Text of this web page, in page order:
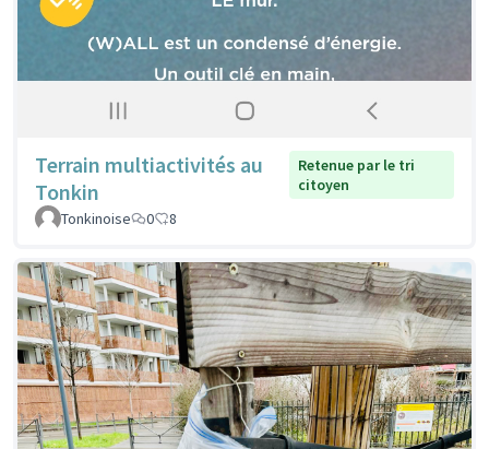
Terrain multiactivités au
Tonkin
Retenue par le tri
citoyen
Tonkinoise
0 8